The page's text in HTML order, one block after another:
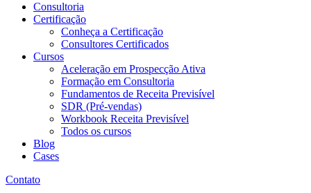
Consultoria
Certificação
Conheça a Certificação
Consultores Certificados
Cursos
Aceleração em Prospecção Ativa
Formação em Consultoria
Fundamentos de Receita Previsível
SDR (Pré-vendas)
Workbook Receita Previsível
Todos os cursos
Blog
Cases
Contato